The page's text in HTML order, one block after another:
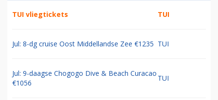
TUI vliegtickets TUI
Jul: 8-dg cruise Oost Middellandse Zee €1235 TUI
Jul: 9-daagse Chogogo Dive & Beach Curacao
€1056
TUI